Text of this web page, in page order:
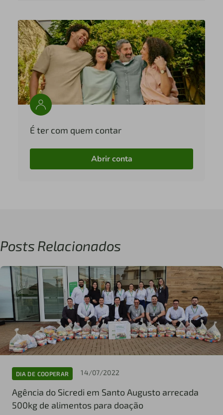
É ter com quem contar
Abrir conta
Posts Relacionados
DIA DE COOPERAR 14/07/2022
Agência do Sicredi em Santo Augusto arrecada
500kg de alimentos para doação